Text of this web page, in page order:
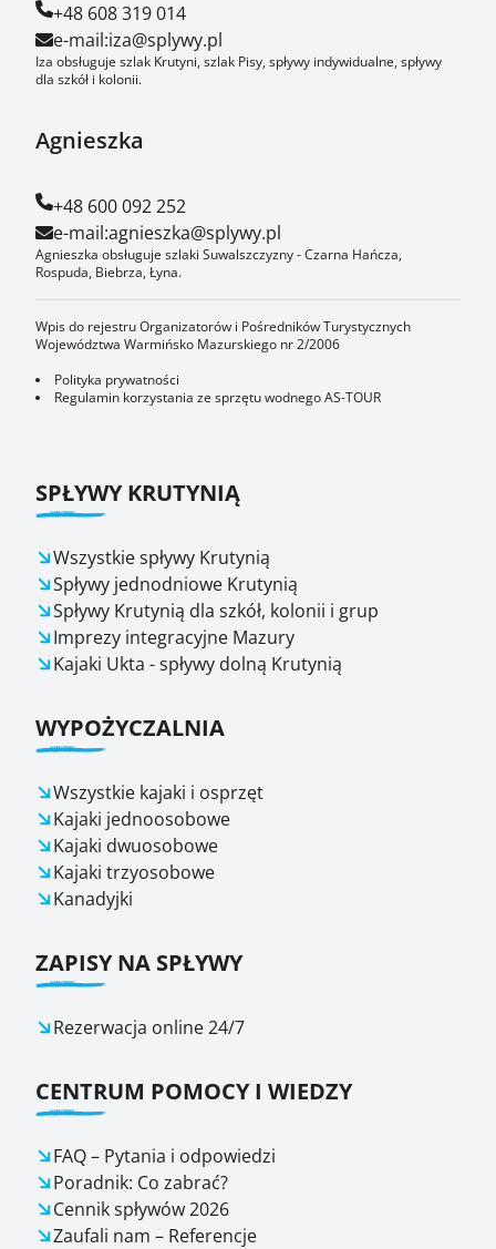
+48 608 319 014
e-mail:iza@splywy.pl
Iza obsługuje szlak Krutyni, szlak Pisy, spływy indywidualne, spływy
dla szkół i kolonii.
Agnieszka
+48 600 092 252
e-mail:agnieszka@splywy.pl
Agnieszka obsługuje szlaki Suwalszczyzny - Czarna Hańcza,
Rospuda, Biebrza, Łyna.
Wpis do rejestru Organizatorów i Pośredników Turystycznych
Województwa Warmińsko Mazurskiego nr 2/2006
Polityka prywatności
Regulamin korzystania ze sprzętu wodnego AS-TOUR
SPŁYWY KRUTYNIĄ
Wszystkie spływy Krutynią
Spływy jednodniowe Krutynią
Spływy Krutynią dla szkół, kolonii i grup
Imprezy integracyjne Mazury
Kajaki Ukta - spływy dolną Krutynią
WYPOŻYCZALNIA
Wszystkie kajaki i osprzęt
Kajaki jednoosobowe
Kajaki dwuosobowe
Kajaki trzyosobowe
Kanadyjki
ZAPISY NA SPŁYWY
Rezerwacja online 24/7
CENTRUM POMOCY I WIEDZY
FAQ – Pytania i odpowiedzi
Poradnik: Co zabrać?
Cennik spływów 2026
Zaufali nam – Referencje